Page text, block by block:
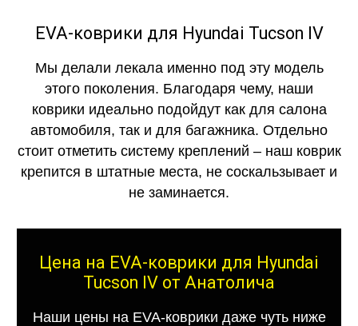
EVA-коврики для Hyundai Tucson IV
Мы делали лекала именно под эту модель
этого поколения. Благодаря чему, наши
коврики идеально подойдут как для салона
автомобиля, так и для багажника. Отдельно
стоит отметить систему креплений – наш коврик
крепится в штатные места, не соскальзывает и
не заминается.
Цена на EVA-коврики для Hyundai
Tucson IV от Анатолича
Наши цены на EVA-коврики даже чуть ниже